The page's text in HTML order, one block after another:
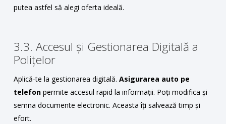
putea astfel să alegi oferta ideală.
3.3. Accesul și Gestionarea Digitală a
Polițelor
Aplică-te la gestionarea digitală. Asigurarea auto pe
telefonpermite accesul rapid la informații. Poți modifica și
semna documente electronic. Aceasta îți salvează timp și
efort.